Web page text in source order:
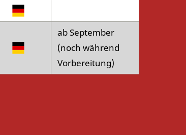
ab September
(noch während
Vorbereitung)